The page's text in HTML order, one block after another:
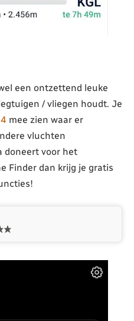
een ontzettend leuke
/ vliegen houdt. Je
mee zien waar er
vluchten
doneert voor het
Finder dan krijg je gratis